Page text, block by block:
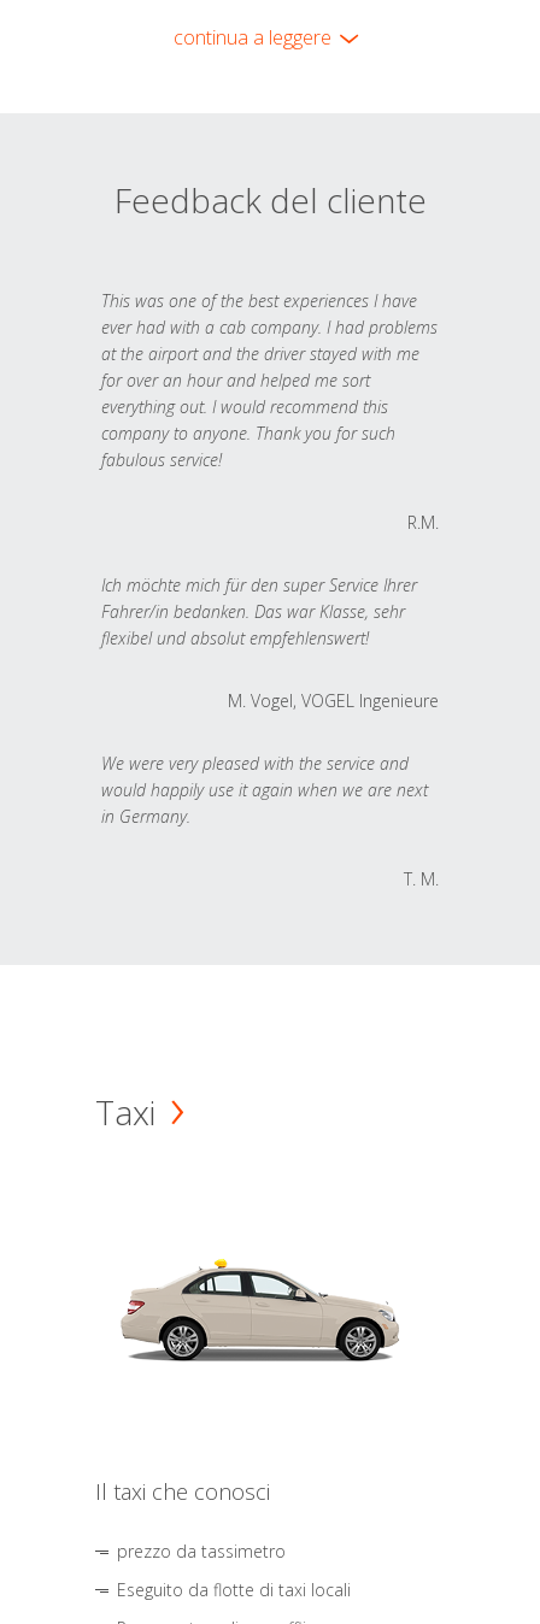
continua a leggere
Feedback del cliente
This was one of the best experiences I have
ever had with a cab company. I had problems
at the airport and the driver stayed with me
for over an hour and helped me sort
everything out. I would recommend this
company to anyone. Thank you for such
fabulous service!
R.M.
Ich möchte mich für den super Service Ihrer
Fahrer/in bedanken. Das war Klasse, sehr
flexibel und absolut empfehlenswert!
M. Vogel, VOGEL Ingenieure
We were very pleased with the service and
would happily use it again when we are next
in Germany.
T. M.
Taxi
Il taxi che conosci
prezzo da tassimetro
Eseguito da flotte di taxi locali